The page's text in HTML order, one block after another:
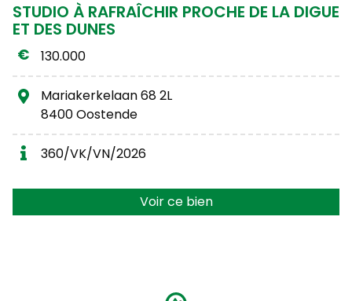
STUDIO À RAFRAÎCHIR PROCHE DE LA DIGUE
ET DES DUNES
130.000
Mariakerkelaan 68 2L
8400 Oostende
360/VK/VN/2026
Voir ce bien